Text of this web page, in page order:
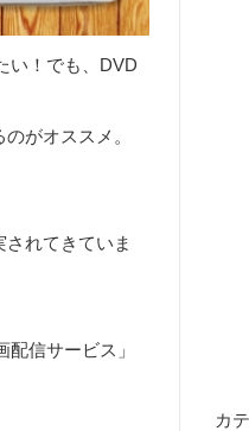
い！でも、DVD
がオススメ。
れてきていま
信サービス」
カ